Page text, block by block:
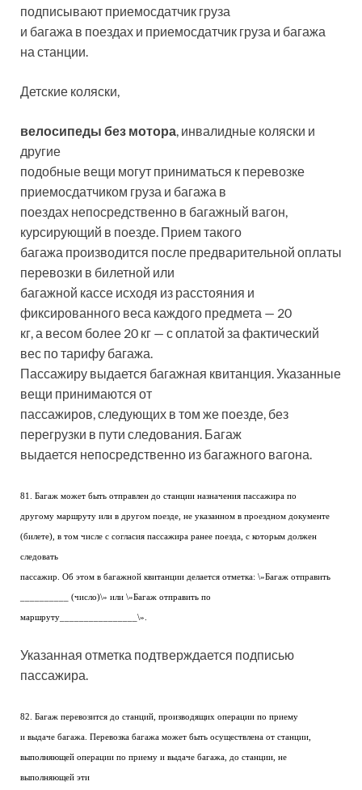
подписывают приемосдатчик груза
и багажа в поездах и приемосдатчик груза и багажа
на станции.
Детские коляски,
велосипеды без мотора, инвалидные коляски и
другие
подобные вещи могут приниматься к перевозке
приемосдатчиком груза и багажа в
поездах непосредственно в багажный вагон,
курсирующий в поезде. Прием такого
багажа производится после предварительной оплаты
перевозки в билетной или
багажной кассе исходя из расстояния и
фиксированного веса каждого предмета — 20
кг, а весом более 20 кг — с оплатой за фактический
вес по тарифу багажа.
Пассажиру выдается багажная квитанция. Указанные
вещи принимаются от
пассажиров, следующих в том же поезде, без
перегрузки в пути следования. Багаж
выдается непосредственно из багажного вагона.
81. Багаж может быть отправлен до станции назначения пассажира по
другому маршруту или в другом поезде, не указанном в проездном документе
(билете), в том числе с согласия пассажира ранее поезда, с которым должен
следовать
пассажир. Об этом в багажной квитанции делается отметка: \»Багаж отправить
__________ (число)\» или \»Багаж отправить по
маршруту________________\».
Указанная отметка подтверждается подписью
пассажира.
82. Багаж перевозится до станций, производящих операции по приему
и выдаче багажа. Перевозка багажа может быть осуществлена от станции,
выполняющей операции по приему и выдаче багажа, до станции, не
выполняющей эти